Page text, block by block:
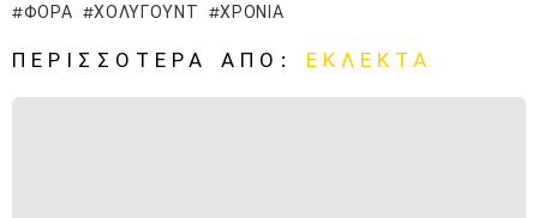
ΦΟΡΆ
ΧΌΛΥΓΟΥΝΤ ΧΡΌΝΙΑ
ΠΕΡΙΣΣΌΤΕΡΑ ΑΠΌ: ΕΚΛΕΚΤΆ